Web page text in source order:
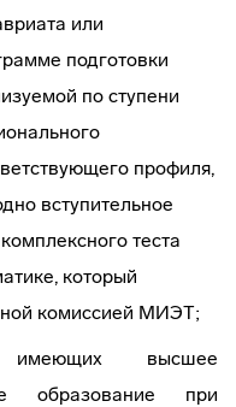
или
подготовки
по ступени
профиля,
вступительное
теста
который
комиссией МИЭТ;
высшее
образование при